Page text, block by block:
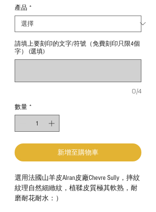
產品 *
請填上要刻印的文字/符號（免費刻印只限4個
字） (選填)
0/4
數量 *
新增至購物車
選用法國山羊皮Alran皮廠Chevre Sully，摔紋
紋理自然細緻紋，植鞣皮質極其軟熟，耐
磨耐花耐水：）